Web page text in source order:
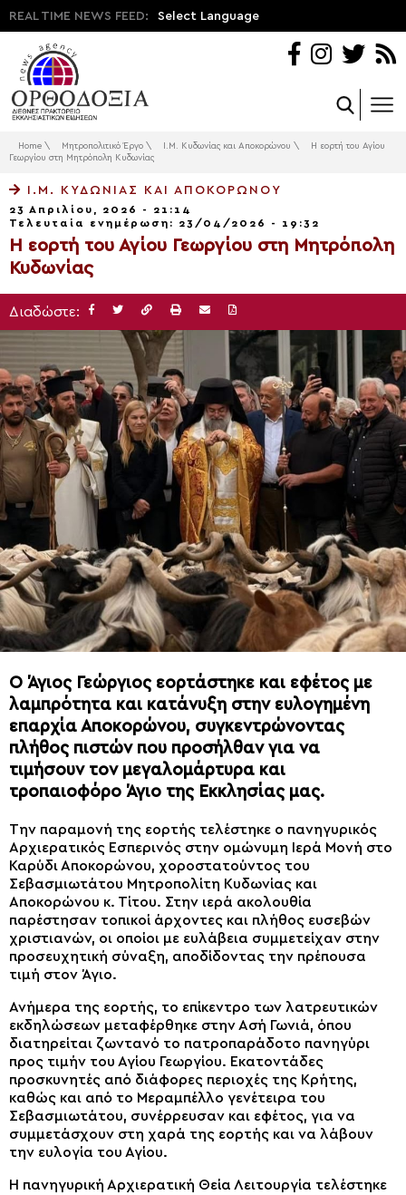
REAL TIME NEWS FEED: Select Language
Home \ Μητροπολιτικό Έργο \ Ι.Μ. Κυδωνίας και Αποκορώνου \
Η εορτή του Αγίου
Γεωργίου στη Μητρόπολη Κυδωνίας
Ι.Μ. ΚΥΔΩΝΊΑΣ ΚΑΙ ΑΠΟΚΟΡΏΝΟΥ
23 Απριλίου, 2026 - 21:14
Τελευταία ενημέρωση: 23/04/2026 - 19:32
Η εορτή του Αγίου Γεωργίου στη Μητρόπολη
Κυδωνίας
Διαδώστε:
Ο Άγιος Γεώργιος εορτάστηκε και εφέτος με
λαμπρότητα και κατάνυξη στην ευλογημένη
επαρχία Αποκορώνου, συγκεντρώνοντας
πλήθος πιστών που προσήλθαν για να
τιμήσουν τον μεγαλομάρτυρα και
τροπαιοφόρο Άγιο της Εκκλησίας μας.
Την παραμονή της εορτής τελέστηκε ο πανηγυρικός
Αρχιερατικός Εσπερινός στην ομώνυμη Ιερά Μονή στο
Καρύδι Αποκορώνου, χοροστατούντος του
Σεβασμιωτάτου Μητροπολίτη Κυδωνίας και
Αποκορώνου κ. Τίτου. Στην ιερά ακολουθία
παρέστησαν τοπικοί άρχοντες και πλήθος ευσεβών
χριστιανών, οι οποίοι με ευλάβεια συμμετείχαν στην
προσευχητική σύναξη, αποδίδοντας την πρέπουσα
τιμή στον Άγιο.
Ανήμερα της εορτής, το επίκεντρο των λατρευτικών
εκδηλώσεων μεταφέρθηκε στην Ασή Γωνιά, όπου
διατηρείται ζωντανό το πατροπαράδοτο πανηγύρι
προς τιμήν του Αγίου Γεωργίου. Εκατοντάδες
προσκυνητές από διάφορες περιοχές της Κρήτης,
καθώς και από το Μεραμπέλλο γενέτειρα του
Σεβασμιωτάτου, συνέρρευσαν και εφέτος, για να
συμμετάσχουν στη χαρά της εορτής και να λάβουν
την ευλογία του Αγίου.
Η πανηγυρική Αρχιερατική Θεία Λειτουργία τελέστηκε